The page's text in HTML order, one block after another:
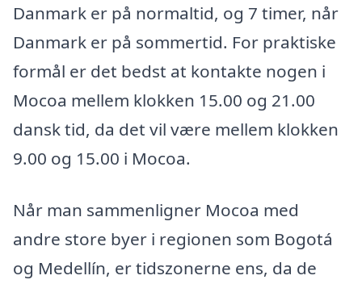
Danmark er på normaltid, og 7 timer, når
Danmark er på sommertid. For praktiske
formål er det bedst at kontakte nogen i
Mocoa mellem klokken 15.00 og 21.00
dansk tid, da det vil være mellem klokken
9.00 og 15.00 i Mocoa.
Når man sammenligner Mocoa med
andre store byer i regionen som Bogotá
og Medellín, er tidszonerne ens, da de